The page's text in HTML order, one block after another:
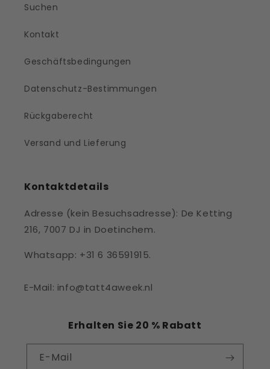
Suchen
Kontakt
Geschäftsbedingungen
Datenschutz-Bestimmungen
Rückgaberecht
Versand und Lieferung
Kontaktdetails
Adresse (kein Besuchsadresse): De Ketting
216, 7007 DJ in Doetinchem.
Whatsapp: +31 6 36591915.
E-Mail: info@tatt4aweek.nl
Erhalten Sie 20 % Rabatt
E-Mail